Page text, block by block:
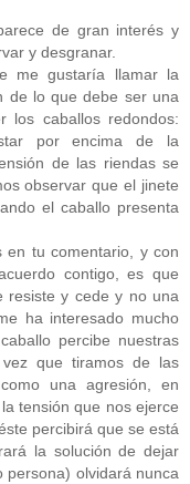
de gran interés y
y desgranar.
me gustaría llamar la
de lo que debe ser una
los caballos redondos:
por encima de la
de las riendas se
observar que el jinete
el caballo presenta
en tu comentario, y con
contigo, es que
resiste y cede y no una
ha interesado mucho
percibe nuestras
que tiramos de las
una agresión, en
tensión que nos ejerce
percibirá que se está
la solución de dejar
persona) olvidará nunca